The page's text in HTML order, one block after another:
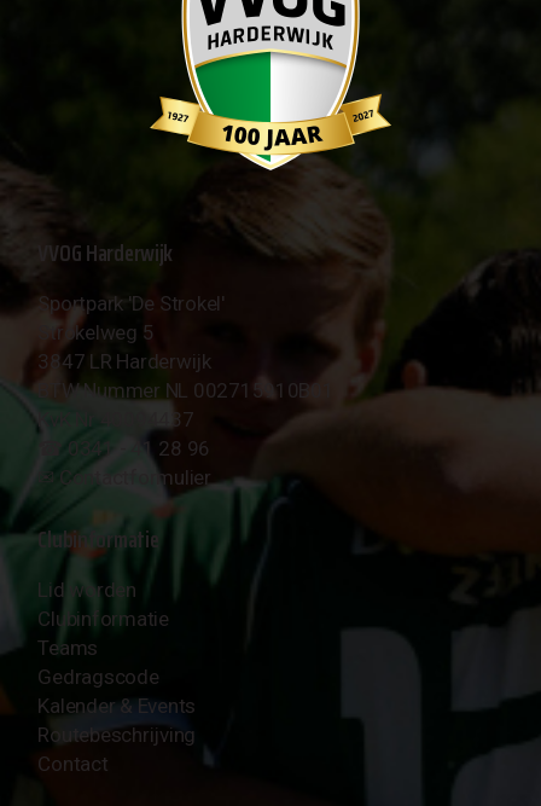
VVOG Harderwijk
Sportpark 'De Strokel'
Strokelweg 5
3847 LR Harderwijk
BTW Nummer NL 002715910B01
KvK Nr 40094437
☎︎ 0341 - 41 28 96
✉︎ Contactformulier
Clubinformatie
Lid worden
Clubinformatie
Teams
Gedragscode
Kalender & Events
Routebeschrijving
Contact